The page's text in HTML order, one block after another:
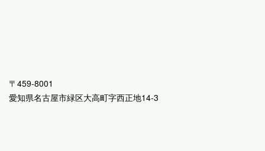
〒459-8001
愛知県名古屋市緑区大高町字西正地14-3